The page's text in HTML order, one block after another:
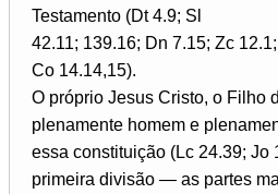
Testamento (Dt 4.9; Sl
42.11; 139.16; Dn 7.15; Zc
Co 14.14,15).
O próprio Jesus Cristo, o Filho
plenamente homem e
essa constituição (Lc 24.39; Jo
primeira divisão — as partes